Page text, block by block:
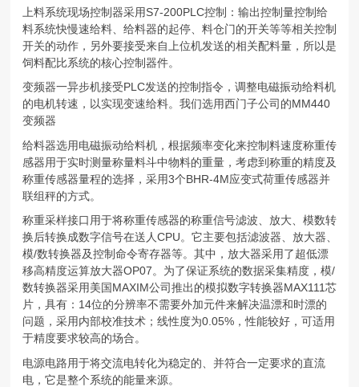
上料系统现场控制器采用S7-200PLC控制：输出控制量控制给
料系统快慢速给料、给料器的起停、料仓门的开关等等相关控制
开关的动作，另外要接受来自上位机发送的相关配料量，所以是
饲料配比系统的核心控制器件。
变频器一异步机接受PLC发送的控制指令，调整电磁振动给料机
的电机转速，以实现变速给料。我们选用西门子公司的MM440
变频器
给料器选用电磁振动给料机，根据频率变化来控制料速度称重传
感器用于实时测量称量料斗中物料的重量，考虑到称重的精度及
称重传感器量程的选择，采用3个BHR-4M应变式荷重传感器并
联组秤的方式。
称重采样接口用于将称重传感器的称重信号滤波、放大、模数转
换后转换成数字信号在送人CPU。它主要包括滤波器、放大器、
模/数转换器及控制命令寄存器等。其中，放大器采用了超低漂
移高精度运算放大器OP07。为了保证系统的数据采集精度，模/
数转换器采用美国MAXIM公司推出的模拟数字转换器MAX111芯
片，具有：14位的分辨率不需要外加元件来解决温漂和时漂的
问题，采用内部校准技术；线性度为0.05%，性能较好，可适用
于精度要求较高的场合。
电源电路用于将交流电转化为稳定的、并符合一定要求的直流
电，它是整个系统的能量来源。